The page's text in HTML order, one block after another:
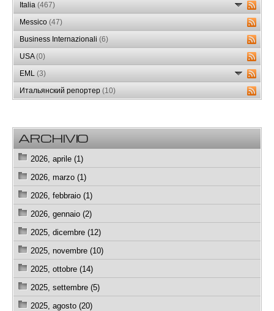
Italia (467)
Messico (47)
Business Internazionali (6)
USA(0)
EML (3)
Итальянский репортер (10)
ARCHIVIO
2026, aprile (1)
2026, marzo (1)
2026, febbraio (1)
2026, gennaio (2)
2025, dicembre (12)
2025, novembre (10)
2025, ottobre (14)
2025, settembre (5)
2025, agosto (20)